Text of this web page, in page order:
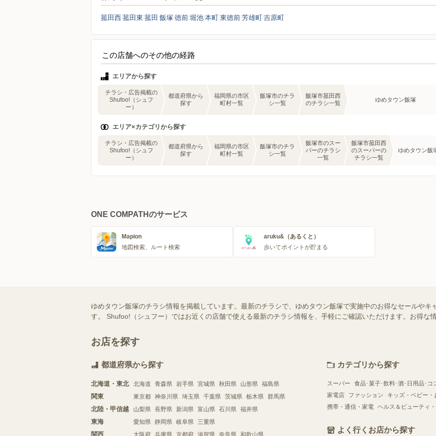
菰田西菰田東 菰田 飯塚 徳前堀池本町東徳前芳雄町吉原町
この店舗へのその他の経路
エリアから探す
チラシ・広告掲載の
Shufoo!（シュフ
ー）
都道府県から
探す
福岡県の市区
町村一覧
飯塚市のチラ
シ一覧
飯塚市菰田西
のチラシ一覧
ゆめタウン飯塚
エリア×カテゴリから探す
チラシ・広告掲載の
Shufoo!（シュフ
ー）
都道府県から
探す
福岡県の市区
町村一覧
飯塚市のチラ
シ一覧
飯塚市のスー
パーのチラシ
一覧
飯塚市菰田西
のスーパーの
チラシ一覧
ゆめタウン飯
ONE COMPATHのサービス
Mapion
地図検索、ルート検索
aruku&（あるくと）
歩いてポイントが貯まる
ゆめタウン飯塚のチラシ情報を掲載しています。最新のチラシで、ゆめタウン飯塚で実施中のお得なセールや
す。 Shufoo!（シュフー）ではお近くの店舗で使える最新のチラシ情報を、手軽にご確認いただけます。お得な
お店を探す
都道府県から探す
北海道・東北 北海道 青森県 岩手県 宮城県 秋田県 山形県 福島県
関東 東京都 神奈川県 埼玉県 千葉県 茨城県 栃木県 群馬県
北陸・甲信越 山梨県 長野県 新潟県 富山県 石川県 福井県
東海 愛知県 静岡県 岐阜県 三重県
関西 大阪府 兵庫県 京都府 滋賀県 奈良県 和歌山県
カテゴリから探す
スーパー
食品･菓子･飲料･酒･日用品･コ
家電店
ファッション
キッズ・ベビー・
携帯・通信・家電 ヘルス＆ビューティ
よく行くお店から探す